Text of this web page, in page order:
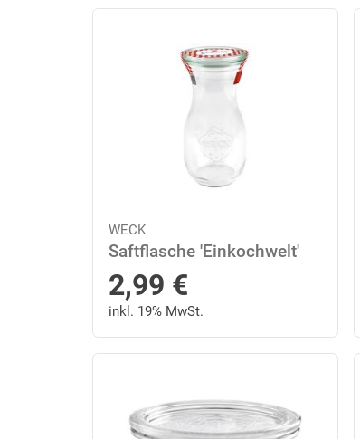
WECK
Saftflasche 'Einkochwelt'
2,99 €
inkl. 19% MwSt.